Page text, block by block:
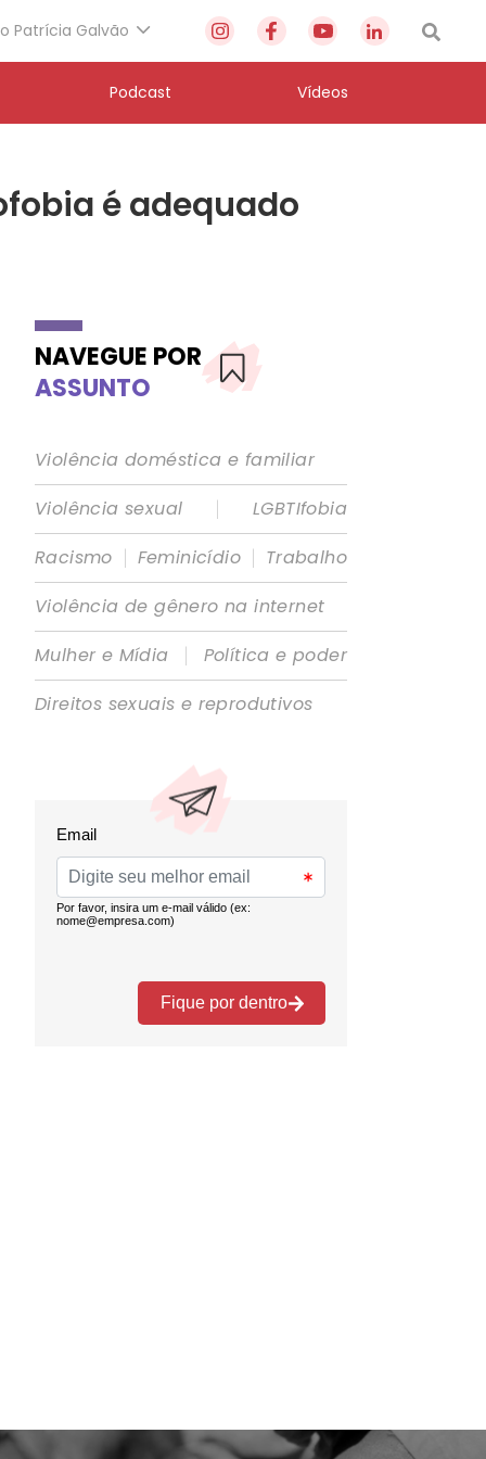
Patrícia Galvão
Podcast Vídeos
é adequado
NAVEGUE POR
ASSUNTO
Violência doméstica e familiar
Violência sexual
|
LGBTIfobia
Racismo | Feminicídio | Trabalho
Violência de gênero na internet
Mulher e Mídia
|
Política e poder
Direitos sexuais e reprodutivos